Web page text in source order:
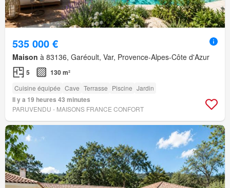
535 000 €
Maison à 83136, Garéoult, Var, Provence-Alpes-Côte d'Azur
5 130 m²
Cuisine équipée Cave Terrasse Piscine Jardin
Il y a 19 heures 43 minutes
PARUVENDU - MAISONS FRANCE CONFORT